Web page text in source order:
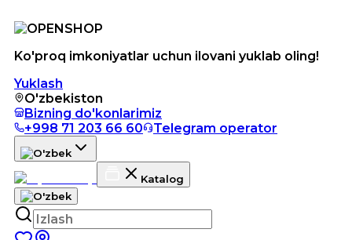
Ko'proq imkoniyatlar uchun ilovani yuklab oling!
Yuklash
O'zbekiston
Bizning do'konlarimiz
+998 71 203 66 60
Telegram operator
Katalog